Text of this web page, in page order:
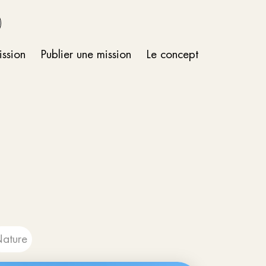
Publier une mission Le concept